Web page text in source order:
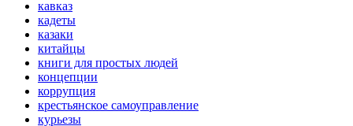
кавказ
кадеты
казаки
китайцы
книги для простых людей
концепции
коррупция
крестьянское самоуправление
курьезы